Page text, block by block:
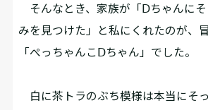
そんなとき、家族が「Ⅾちゃんにそ
みを見つけた」と私にくれたのが、
「ぺっちゃんこⅮちゃん」でした。
白に茶トラのぶち模様は本当にそ